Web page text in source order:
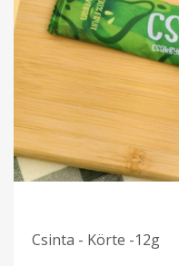
másokat. Legyen szó
az egészséges Eper
diétában is
más. Hozzáadott cukrot
csomagolásban tárolva
Csinta - Körte -12g